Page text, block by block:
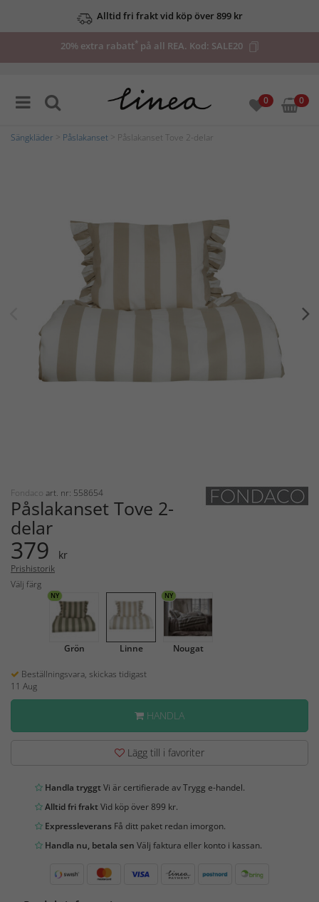
Alltid fri frakt vid köp över 899 kr
20% extra rabatt*på all REA. Kod: SALE20
0 0
Sängkläder Påslakanset > Påslakanset Tove 2-delar
Fondaco art. nr: 558654
Påslakanset Tove 2-
delar
379 kr
Prishistorik
Välj färg
NY
Grön Linne
NY
Nougat
Beställningsvara, skickas tidigast
11 Aug
HANDLA
Lägg till i favoriter
Handla tryggtVi är certifierade av Trygg e-handel.
Alltid fri fraktVid köp över 899 kr.
Expressleverans Få ditt paket redan imorgon.
Handla nu, betala sen Välj faktura eller konto i kassan.